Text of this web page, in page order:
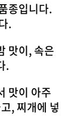
종입니다.
.
맛이, 속은
.
맛이 아주
, 찌개에 넣